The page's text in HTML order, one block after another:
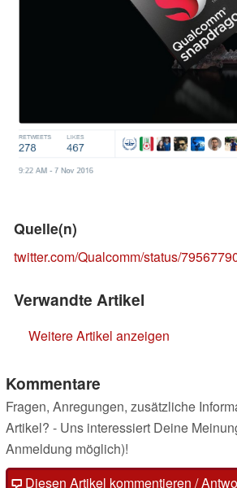
Quelle(n)
twitter.com/Qualcomm/status/
Verwandte Artikel
Weitere Artikel anzeigen
Kommentare
Fragen, Anregungen, zusätzliche
Artikel? - Uns interessiert Deine
Anmeldung möglich)!
Diesen Artikel kommentieren /